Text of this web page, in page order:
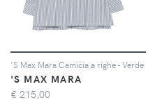
'S Max Mara Camicia a righe - Verde
'S MAX MARA
€ 215,00